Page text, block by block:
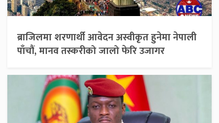
ब्राजिलमा शरणार्थी आवेदन अस्वीकृत हुनेमा नेपाली
पाँचौं, मानव तस्करीको जालो फेरि उजागर